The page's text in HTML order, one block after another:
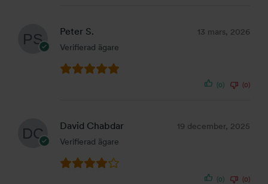
Peter S.
Verifierad ägare
13 mars, 2026
(0) (0)
David Chabdar
Verifierad ägare
19 december, 2025
(0) (0)